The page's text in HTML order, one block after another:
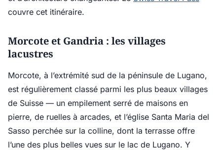
couvre cet itinéraire.
Morcote et Gandria : les villages
lacustres
Morcote, à l’extrémité sud de la péninsule de Lugano,
est régulièrement classé parmi les plus beaux villages
de Suisse — un empilement serré de maisons en
pierre, de ruelles à arcades, et l’église Santa Maria del
Sasso perchée sur la colline, dont la terrasse offre
l’une des plus belles vues sur le lac de Lugano. Y